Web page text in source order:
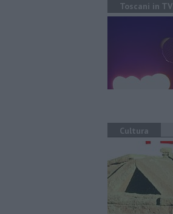
Toscani in TV
Cultura